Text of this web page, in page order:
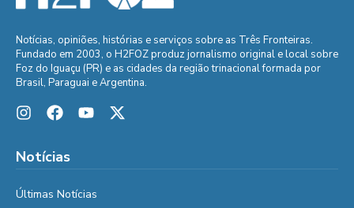
Notícias, opiniões, histórias e serviços sobre as Três Fronteiras.
Fundado em 2003, o H2FOZ produz jornalismo original e local sobre
Foz do Iguaçu (PR) e as cidades da região trinacional formada por
Brasil, Paraguai e Argentina.
Notícias
Últimas Notícias